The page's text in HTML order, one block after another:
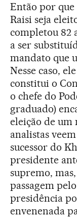
Então por
Raisi seja
completou 82
a ser
mandato que
Nesse caso,
constitui o
o chefe do
graduado)
eleição de
analistas
sucessor do
presidente
supremo,
passagem
presidência
envenenada